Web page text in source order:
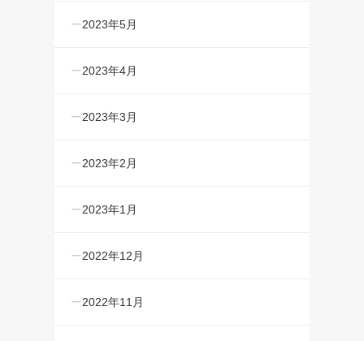
2023年5月
2023年4月
2023年3月
2023年2月
2023年1月
2022年12月
2022年11月